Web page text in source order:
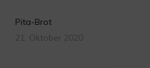
Pita-Brot
21. Oktober 2020